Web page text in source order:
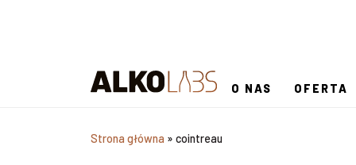
O NAS OFERTA
Strona główna » cointreau